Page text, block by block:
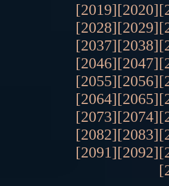
[2019][2020]
[2028][2029]
[2037][2038]
[2046][2047]
[2055][2056]
[2064][2065]
[2073][2074]
[2082][2083]
[2091][2092]